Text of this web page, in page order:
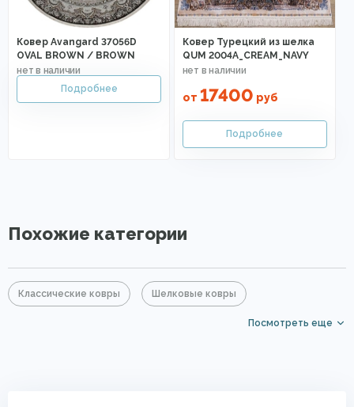
Ковер Avangard 37056D
OVAL BROWN / BROWN
Ковер Турецкий из шелка
QUM 2004A_CREAM_NAVY
от 17400 руб
Похожие категории
Классические ковры Шелковые ковры
Посмотреть еще